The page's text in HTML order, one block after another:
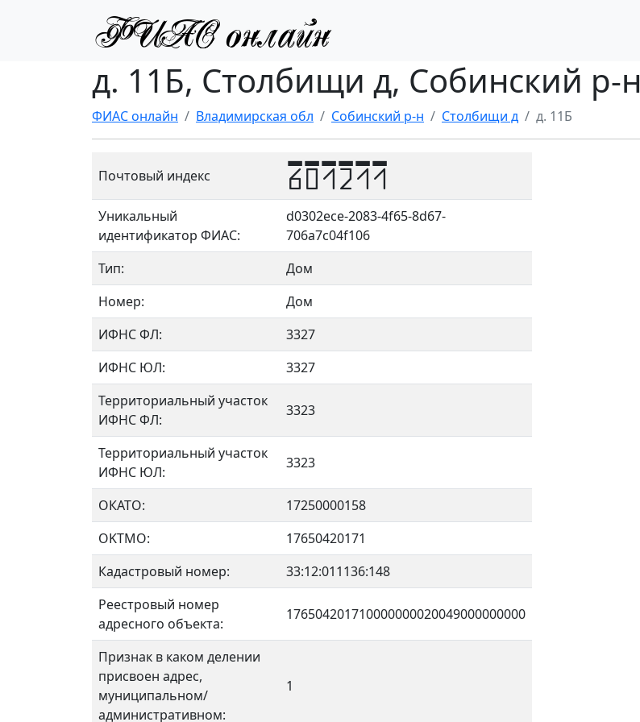
д. 11Б, Столбищи д, Собинский р-н
ФИАС онлайн Владимирская обл Собинский р-н Столбищи д д. 11Б
Почтовый индекс 601211
Уникальный
идентификатор ФИАС:
d0302ece-2083-4f65-8d67-
706a7c04f106
Тип:
Дом
Номер:
Дом
ИФНС ФЛ:
3327
ИФНС ЮЛ:
3327
Территориальный участок
ИФНС ФЛ:
3323
Территориальный участок
ИФНС ЮЛ:
3323
ОКАТО:
17250000158
OKTMO:
17650420171
Кадастровый номер:
33:12:011136:148
Реестровый номер
адресного объекта:
176504201710000000020049000000000
Признак в каком делении
присвоен адрес,
муниципальном/
административном:
1